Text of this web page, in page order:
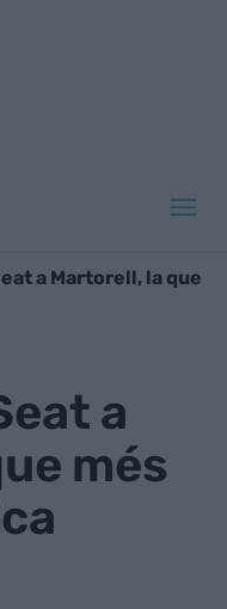
a Martorell, la que
a
més